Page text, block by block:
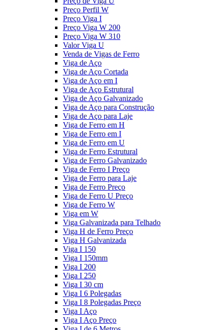
Preço Perfil W
Preço Viga I
Preço Viga W 200
Preço Viga W 310
Valor Viga U
Venda de Vigas de Ferro
Viga de Aço
Viga de Aço Cortada
Viga de Aço em I
Viga de Aço Estrutural
Viga de Aço Galvanizado
Viga de Aço para Construção
Viga de Aço para Laje
Viga de Ferro em H
Viga de Ferro em I
Viga de Ferro em U
Viga de Ferro Estrutural
Viga de Ferro Galvanizado
Viga de Ferro I Preço
Viga de Ferro para Laje
Viga de Ferro Preço
Viga de Ferro U Preço
Viga de Ferro W
Viga em W
Viga Galvanizada para Telhado
Viga H de Ferro Preço
Viga H Galvanizada
Viga I 150
Viga I 150mm
Viga I 200
Viga I 250
Viga I 30 cm
Viga I 6 Polegadas
Viga I 8 Polegadas Preço
Viga I Aço
Viga I Aço Preço